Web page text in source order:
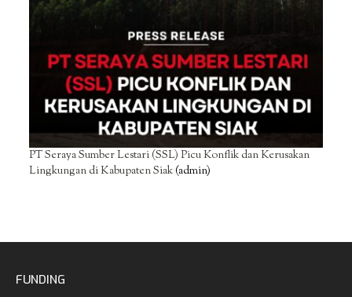
PT Seraya Sumber Lestari (SSL) Picu Konflik dan Kerusakan
Lingkungan di Kabupaten Siak(admin)
FUNDING